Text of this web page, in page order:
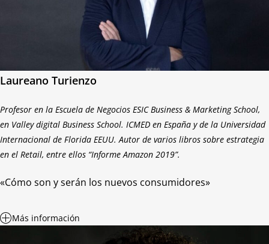
Laureano Turienzo
Profesor en la Escuela de Negocios ESIC Business & Marketing School,
en Valley digital Business School. ICMED en España y de la Universidad
Internacional de Florida EEUU. Autor de varios libros sobre estrategia
en el Retail, entre ellos “Informe Amazon 2019”.
«Cómo son y serán los nuevos consumidores»
Más información